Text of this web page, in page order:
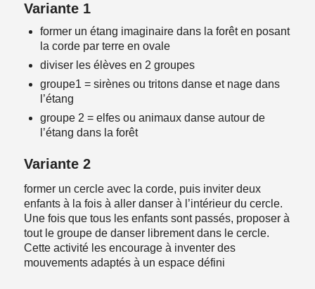
Variante 1
former un étang imaginaire dans la forêt en posant
la corde par terre en ovale
diviser les élèves en 2 groupes
groupe1 = sirènes ou tritons danse et nage dans
l’étang
groupe 2 = elfes ou animaux danse autour de
l’étang dans la forêt
Variante 2
former un cercle avec la corde, puis inviter deux
enfants à la fois à aller danser à l’intérieur du cercle.
Une fois que tous les enfants sont passés, proposer à
tout le groupe de danser librement dans le cercle.
Cette activité les encourage à inventer des
mouvements adaptés à un espace défini